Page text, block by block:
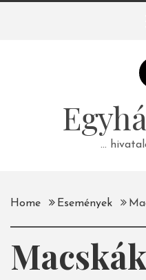
…
Home Események
Macskák